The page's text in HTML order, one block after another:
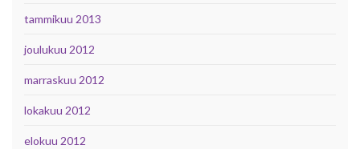
tammikuu 2013
joulukuu 2012
marraskuu 2012
lokakuu 2012
elokuu 2012